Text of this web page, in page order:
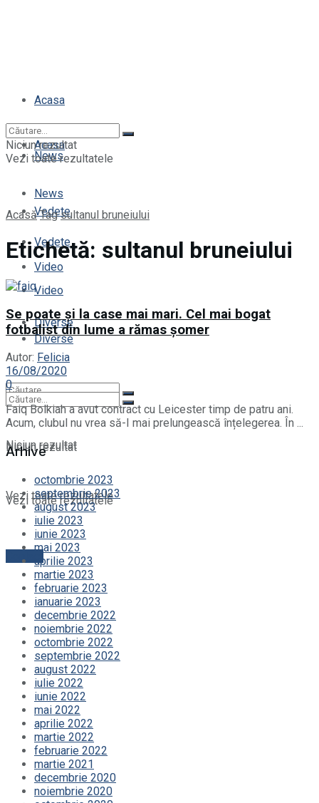
Acasa
News
Vedete
Video
Diverse
Niciun rezultat
Vezi toate rezultatele
Contact
Acasa
News
Vedete
Video
Diverse
Niciun rezultat
Vezi toate rezultatele
Niciun rezultat
Vezi toate rezultatele
Acasă Tag sultanul bruneiului
Etichetă: sultanul bruneiului
Se poate și la case mai mari. Cel mai bogat
fotbalist din lume a rămas șomer
Autor: Felicia
16/08/2020
0
Faiq Bolkiah a avut contract cu Leicester timp de patru ani.
Acum, clubul nu vrea să-I mai prelungească înțelegerea. În ...
Arhive
octombrie 2023
septembrie 2023
august 2023
iulie 2023
iunie 2023
mai 2023
aprilie 2023
martie 2023
februarie 2023
ianuarie 2023
decembrie 2022
noiembrie 2022
octombrie 2022
septembrie 2022
august 2022
iulie 2022
iunie 2022
mai 2022
aprilie 2022
martie 2022
februarie 2022
martie 2021
decembrie 2020
noiembrie 2020